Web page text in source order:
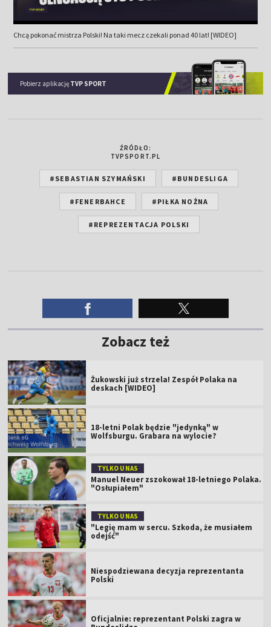
Chcą pokonać mistrza Polski! Na taki mecz czekali ponad 40 lat! [WIDEO]
Pobierz aplikację TVP SPORT
ŹRÓDŁO:
TVPSPORT.PL
#SEBASTIAN SZYMAŃSKI #BUNDESLIGA
#FENERBAHCE #PIŁKA NOŻNA
#REPREZENTACJA POLSKI
Zobacz też
Żukowski już strzela! Zespół Polaka na
deskach [WIDEO]
18-letni Polak będzie "jedynką" w
Wolfsburgu. Grabara na wylocie?
TYLKO U NAS
Manuel Neuer zszokował 18-letniego Polaka.
"Osłupiałem"
TYLKO U NAS
"Legię mam w sercu. Szkoda, że musiałem
odejść"
Niespodziewana decyzja reprezentanta
Polski
Oficjalnie: reprezentant Polski zagra w